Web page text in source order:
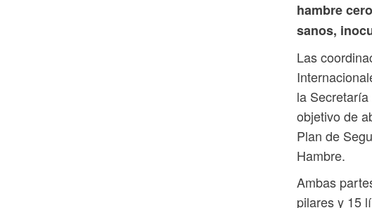
hambre
sanos,
Las
la
objetivo de
Plan de
Hambre.
Ambas
pilares y 15